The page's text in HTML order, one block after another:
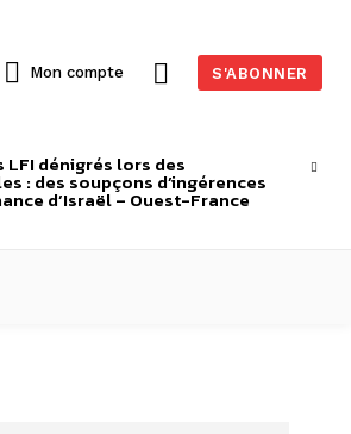
Mon compte S'ABONNER
LFI dénigrés lors des
: des soupçons d’ingérences
d’Israël – Ouest-France